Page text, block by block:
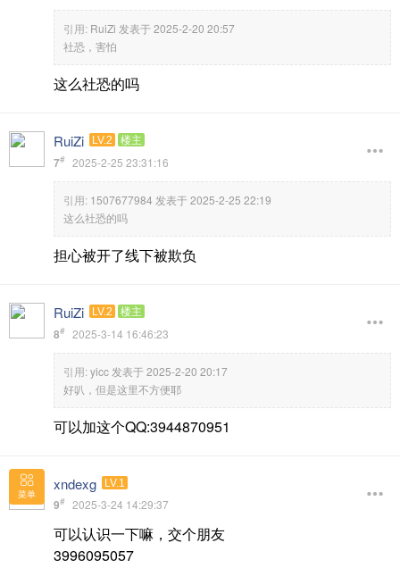
引用: RuiZi 发表于 2025-2-20 20:57
社恐，害怕
这么社恐的吗
RuiZi LV.2 楼主
7# 2025-2-25 23:31:16
引用: 1507677984 发表于 2025-2-25 22:19
这么社恐的吗
担心被开了线下被欺负
RuiZi LV.2 楼主
8# 2025-3-14 16:46:23
引用: yicc 发表于 2025-2-20 20:17
好叭，但是这里不方便耶
可以加这个QQ:3944870951
xndexg LV.1
9# 2025-3-24 14:29:37
可以认识一下嘛，交个朋友
3996095057
菜单